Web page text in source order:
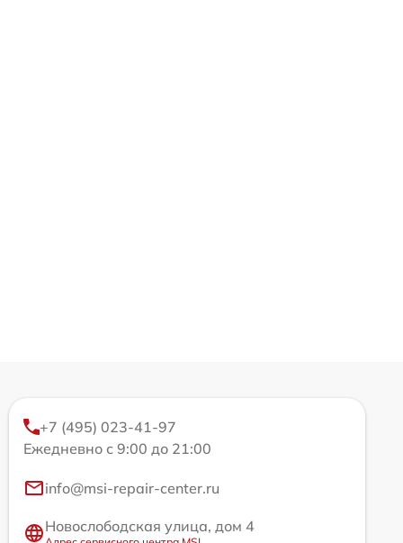
+7 (495) 023-41-97
Ежедневно с 9:00 до 21:00
info@msi-repair-center.ru
Новослободская улица, дом 4